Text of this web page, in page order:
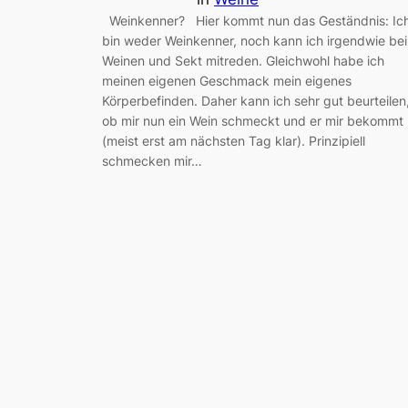
Weinkenner? Hier kommt nun das Geständnis:
bin weder Weinkenner, noch kann ich irgendwie bei
Weinen und Sekt mitreden. Gleichwohl habe ich
meinen eigenen Geschmack mein eigenes
Körperbefinden. Daher kann ich sehr gut
ob mir nun ein Wein schmeckt und er mir bekommt
(meist erst am nächsten Tag klar). Prinzipiell
schmecken mir…